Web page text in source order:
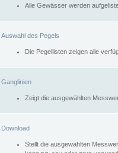
Alle Gewässer werden
Auswahl des Pegels
Die Pegellisten zeigen alle
Ganglinien
Zeigt die ausgewählten
Download
Stellt die ausgewählten